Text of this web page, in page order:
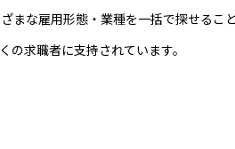
まな雇用形態・業種を一括で探せるこ
求職者に支持されています。